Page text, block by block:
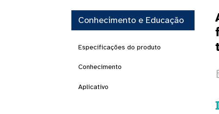
Conhecimento e Educação
Especificações do produto
Conhecimento
Aplicativo